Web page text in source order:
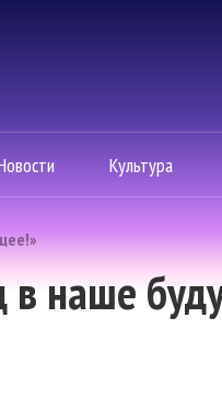
Культура
в наше